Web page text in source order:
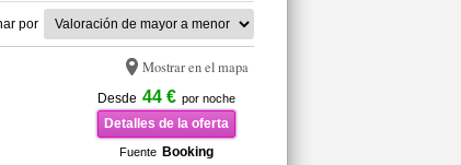
por
Mostrar en el mapa
Desde 44 € por noche
Detalles de la oferta
Fuente Booking